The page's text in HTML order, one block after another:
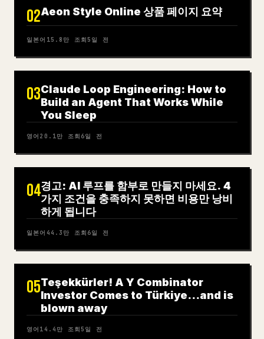
02Aeon Style Online 상품 페이지 요약
일본어 15.8만 조회5일 전
03Claude Loop Engineering: How to
Build an Agent That Works While
You Sleep
영어 20.1만 조회 6일 전
04경고: AI 루프를 함부로 만들지 마세요. 4
가지 조건을 충족하지 못하면 비용만 낭비
하게 됩니다
일본어 44.3만 조회 6일 전
05Teşekkürler! A Y Combinator
Investor Comes to Türkiye…and is
blown away
영어 14.4만 조회5일 전